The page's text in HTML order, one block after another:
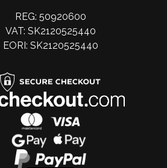
REG: 50920600
VAT: SK2120525440
EORI: SK2120525440